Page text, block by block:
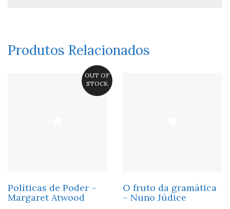
Produtos Relacionados
OUT OF
STOCK
Políticas de Poder –
Margaret Atwood
O fruto da gramática
– Nuno Júdice